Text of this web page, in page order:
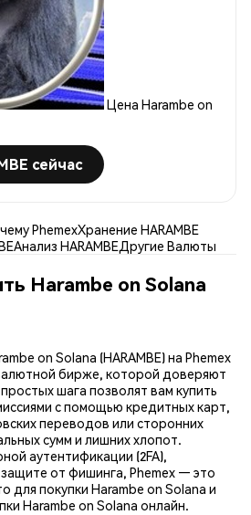
Цена Harambe on
сейчас
PhemexХранение HARAMBE
Анализ HARAMBEДругие Валюты
Harambe on Solana
on Solana (HARAMBE) на Phemex
бирже, которой доверяют
шага позволят вам купить
с помощью кредитных карт,
переводов или сторонних
сумм и лишних хлопот.
аутентификации (2FA),
от фишинга, Phemex — это
для покупки Harambe on Solana и
Harambe on Solana онлайн.